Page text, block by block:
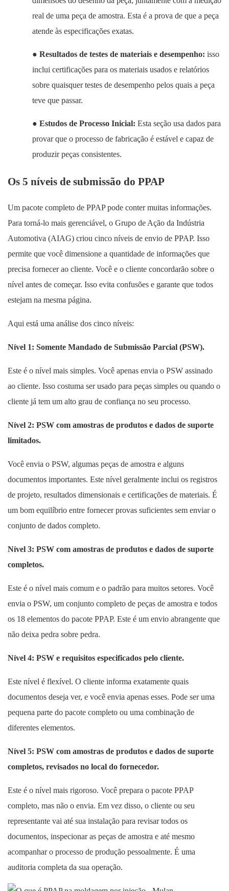
real de uma peça de amostra. Esta é a prova de que a peça
atende às especificações exatas.
● Resultados de testes de materiais e desempenho: isso
inclui certificações para os materiais usados ​​e relatórios
sobre quaisquer testes de desempenho pelos quais a peça
teve que passar.
● Estudos de Processo Inicial: Esta seção usa dados para
provar que o processo de fabricação é estável e capaz de
produzir peças consistentes.
Os 5 níveis de submissão do PPAP
Um pacote completo de PPAP pode conter muitas informações.
Para torná-lo mais gerenciável, o Grupo de Ação da Indústria
Automotiva (AIAG) criou cinco níveis de envio de PPAP. ​​Isso
permite que você dimensione a quantidade de informações que
precisa fornecer ao cliente. Você e o cliente concordarão sobre o
nível antes de começar. Isso evita confusões e garante que todos
estejam na mesma página.
Aqui está uma análise dos cinco níveis:
Nível 1: Somente Mandado de Submissão Parcial (PSW).
Este é o nível mais simples. Você apenas envia o PSW assinado
ao cliente. Isso costuma ser usado para peças simples ou quando o
cliente já tem um alto grau de confiança no seu processo.
Nível 2: PSW com amostras de produtos e dados de suporte
limitados.
Você envia o PSW, algumas peças de amostra e alguns
documentos importantes. Este nível geralmente inclui os registros
de projeto, resultados dimensionais e certificações de materiais. É
um bom equilíbrio entre fornecer provas suficientes sem enviar o
conjunto de dados completo.
Nível 3: PSW com amostras de produtos e dados de suporte
completos.
Este é o nível mais comum e o padrão para muitos setores. Você
envia o PSW, um conjunto completo de peças de amostra e todos
os 18 elementos do pacote PPAP. ​​Este é um envio abrangente que
não deixa pedra sobre pedra.
Nível 4: PSW e requisitos especificados pelo cliente.
Este nível é flexível. O cliente informa exatamente quais
documentos deseja ver, e você envia apenas esses. Pode ser uma
pequena parte do pacote completo ou uma combinação de
diferentes elementos.
Nível 5: PSW com amostras de produtos e dados de suporte
completos, revisados ​​no local do fornecedor.
Este é o nível mais rigoroso. Você prepara o pacote PPAP
completo, mas não o envia. Em vez disso, o cliente ou seu
representante vai até sua instalação para revisar todos os
documentos, inspecionar as peças de amostra e até mesmo
acompanhar o processo de produção pessoalmente. É uma
auditoria completa da sua operação.